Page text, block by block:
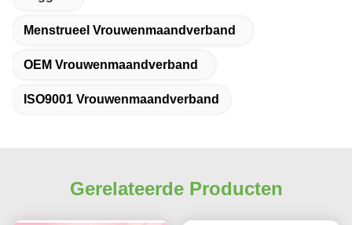
Menstrueel Vrouwenmaandverband
OEM Vrouwenmaandverband
ISO9001 Vrouwenmaandverband
Gerelateerde Producten